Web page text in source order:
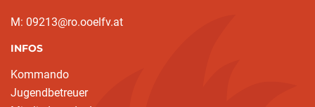
M: 09213@ro.ooelfv.at
INFOS
Kommando
Jugendbetreuer